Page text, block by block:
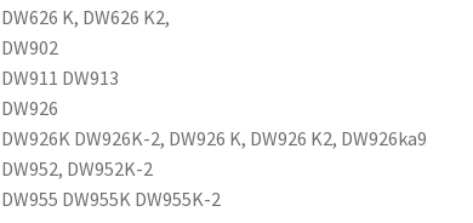
DW626 K, DW626 K2,
DW902
DW911 DW913
DW926
DW926K DW926K-2, DW926 K, DW926 K2, DW926ka9
DW952, DW952K-2
DW955 DW955K DW955K-2